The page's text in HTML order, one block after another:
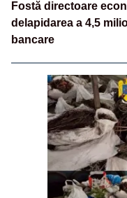
Fostă directoare
delapidarea a 4,5
bancare